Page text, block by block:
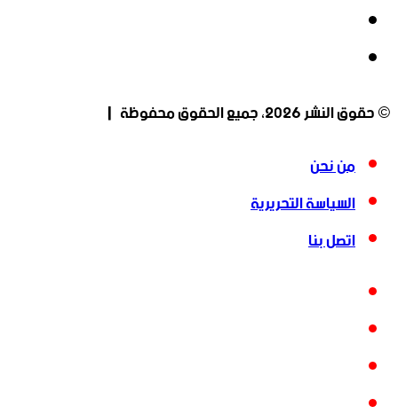
© حقوق النشر 2026، جميع الحقوق محفوظة |
من نحن
السياسة التحريرية
اتصل بنا